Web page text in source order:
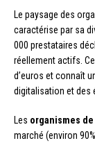
Le paysage des
caractérise par sa
000 prestataires
réellement actifs.
d’euros et connaît
digitalisation et des
Les organismes
marché (environ